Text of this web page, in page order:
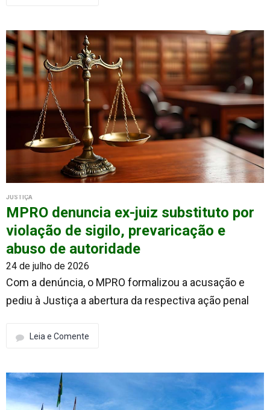
JUSTIÇA
MPRO denuncia ex-juiz substituto por
violação de sigilo, prevaricação e
abuso de autoridade
24 de julho de 2026
Com a denúncia, o MPRO formalizou a acusação e
pediu à Justiça a abertura da respectiva ação penal
Leia e Comente